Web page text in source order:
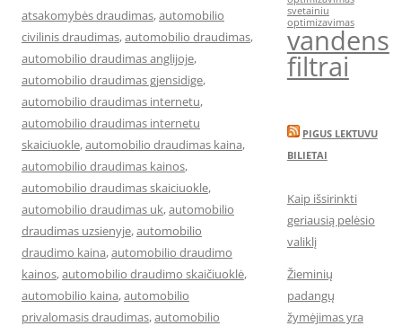
atsakomybės draudimas,automobilio
civilinis draudimas,automobilio draudimas,
automobilio draudimas anglijoje,
automobilio draudimas gjensidige,
automobilio draudimas internetu,
automobilio draudimas internetu
skaiciuokle,automobilio draudimas kaina,
automobilio draudimas kainos,
automobilio draudimas skaiciuokle,
automobilio draudimas uk,automobilio
draudimas uzsienyje,automobilio
draudimo kaina,automobilio draudimo
kainos,automobilio draudimo skaičiuoklė,
automobilio kaina,automobilio
privalomasis draudimas,automobilio
svetainiu
optimizavimas
vandens
filtrai
PIGUS LEKTUVU
BILIETAI
Kaip išsirinkti
geriausią pelėsio
valiklį
Žieminių
padangų
žymėjimas yra